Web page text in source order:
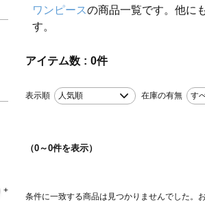
ワンピースの商品一覧です。他に
す。
アイテム数 0件
表示順 人気順 在庫の有無 す
（0～0件を表示）
条件に一致する商品は見つかりませんでした。